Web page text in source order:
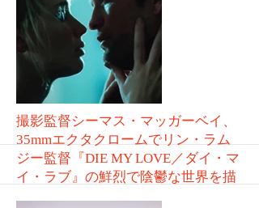
撮影監督シーマス・マッガーベイ、
35mmエクタクロームでリン・ラム
ジー監督『DIE MY LOVE／ダイ・マ
イ・ラブ』の鮮烈で陰鬱な世界を描